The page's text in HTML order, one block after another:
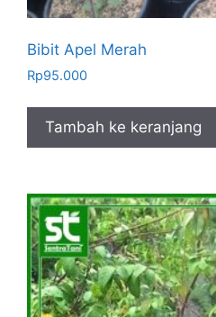
Bibit Apel Merah
Rp95.000
Tambah ke keranjang